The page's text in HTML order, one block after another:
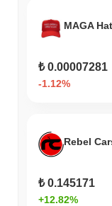
XELIS, daha
Son 7 günde XELIS
MAGA Hat
₺ 0.00007281
-1.12%
Rebel
₺ 0.145171
+12.82%